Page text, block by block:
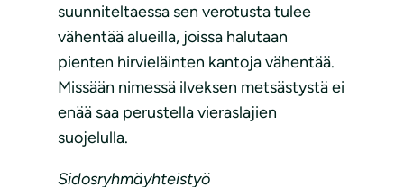
suunniteltaessa sen verotusta tulee
vähentää alueilla, joissa halutaan
pienten hirvieläinten kantoja vähentää.
Missään nimessä ilveksen metsästystä ei
enää saa perustella vieraslajien
suojelulla.
Sidosryhmäyhteistyö